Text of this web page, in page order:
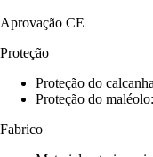
Aprovação CE
Proteção
Proteção do
Proteção do
Fabrico